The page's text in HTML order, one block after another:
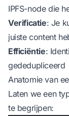
IPFS-node die
Verificatie: Je
juiste content
Efficiëntie:
gededupliceerd
Anatomie van
Laten we een
te begrijpen: